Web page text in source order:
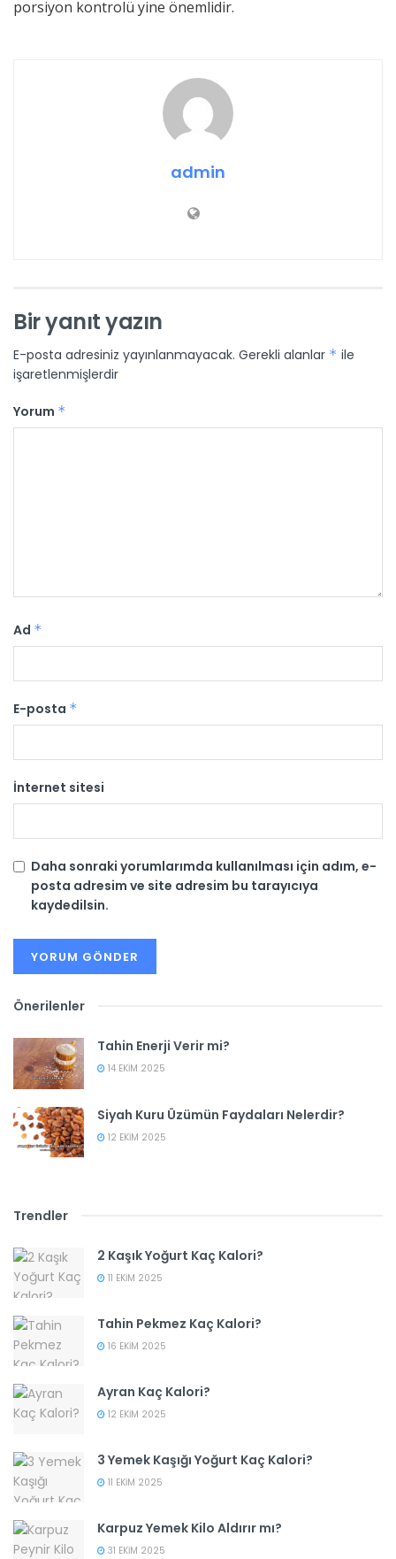
porsiyon kontrolü yine önemlidir.
admin
Bir yanıt yazın
E-posta adresiniz yayınlanmayacak. Gerekli alanlar * ile
işaretlenmişlerdir
Yorum *
Ad *
E-posta *
İnternet sitesi
Daha sonraki yorumlarımda kullanılması için adım, e-
posta adresim ve site adresim bu tarayıcıya
kaydedilsin.
Önerilenler
Tahin Enerji Verir mi?
14 EKIM 2025
Siyah Kuru Üzümün Faydaları Nelerdir?
12 EKIM 2025
Trendler
2 Kaşık Yoğurt Kaç Kalori?
11 EKIM 2025
Tahin Pekmez Kaç Kalori?
16 EKIM 2025
Ayran Kaç Kalori?
12 EKIM 2025
3 Yemek Kaşığı Yoğurt Kaç Kalori?
11 EKIM 2025
Karpuz Yemek Kilo Aldırır mı?
31 EKIM 2025